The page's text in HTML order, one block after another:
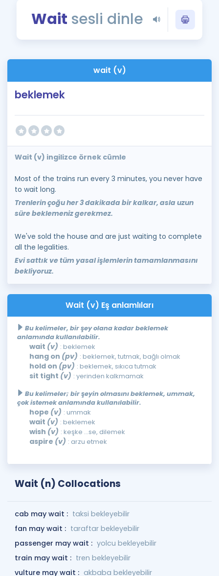
Blog
İngilizce Gramer
Wait sesli dinle
wait (v)
beklemek
Wait (v) ingilizce örnek cümle
Most of the trains run every 3 minutes, you never have
to wait long.
Trenlerin çoğu her 3 dakikada bir kalkar, asla uzun
süre beklemeniz gerekmez.
We've sold the house and are just waiting to complete
all the legalities.
Evi sattık ve tüm yasal işlemlerin tamamlanmasını
bekliyoruz.
Wait (v) Eş anlamlıları
Bu kelimeler, bir şey olana kadar beklemek
anlamında kullanılabilir.
wait (v) : beklemek
hang on (pv) : beklemek, tutmak, bağlı olmak
hold on (pv) : beklemek, sıkıca tutmak
sit tight (v) : yerinden kalkmamak
Bu kelimeler; bir şeyin olmasını beklemek, ummak,
çok istemek anlamında kullanılabilir.
hope (v) : ummak
wait (v) : beklemek
wish (v) : keşke ...se, dilemek
aspire (v) : arzu etmek
Wait (n) Collocations
cab may wait : taksi bekleyebilir
fan may wait : taraftar bekleyebilir
passenger may wait : yolcu bekleyebilir
train may wait : tren bekleyebilir
vulture may wait : akbaba bekleyebilir